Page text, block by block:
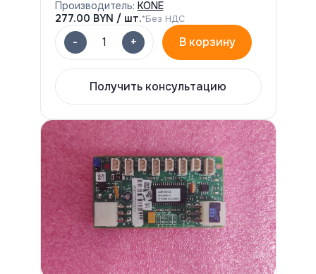
Производитель: KONE
277.00 BYN / шт.*Без НДС
- 1 + В корзину
Получить консультацию